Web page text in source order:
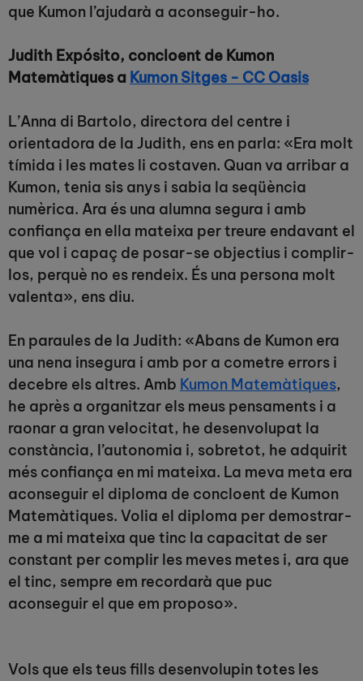
que Kumon l’ajudarà a aconseguir-ho.
Judith Expósito, concloent de Kumon
Matemàtiques a Kumon Sitges - CC Oasis
L’Anna di Bartolo, directora del centre i
orientadora de la Judith, ens en parla: «Era molt
tímida i les mates li costaven. Quan va arribar a
Kumon, tenia sis anys i sabia la seqüència
numèrica. Ara és una alumna segura i amb
confiança en ella mateixa per treure endavant el
que vol i capaç de posar-se objectius i complir-
los, perquè no es rendeix. És una persona molt
valenta», ens diu.
En paraules de la Judith: «Abans de Kumon era
una nena insegura i amb por a cometre errors i
decebre els altres. Amb Kumon Matemàtiques,
he après a organitzar els meus pensaments i a
raonar a gran velocitat, he desenvolupat la
constància, l’autonomia i, sobretot, he adquirit
més confiança en mi mateixa. La meva meta era
aconseguir el diploma de concloent de Kumon
Matemàtiques. Volia el diploma per demostrar-
me a mi mateixa que tinc la capacitat de ser
constant per complir les meves metes i, ara que
el tinc, sempre em recordarà que puc
aconseguir el que em proposo».
Vols que els teus fills desenvolupin totes les